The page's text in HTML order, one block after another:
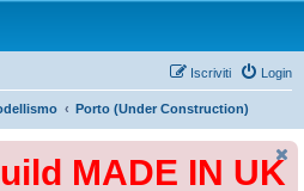
Login
Iscriviti
Porto (Under Construction)
MADE IN UK